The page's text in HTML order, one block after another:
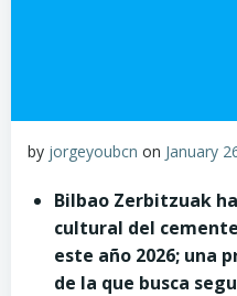
by jorgeyoubcn on January
Bilbao Zerbitzuak
cultural del
este año 2026; una
de la que busca